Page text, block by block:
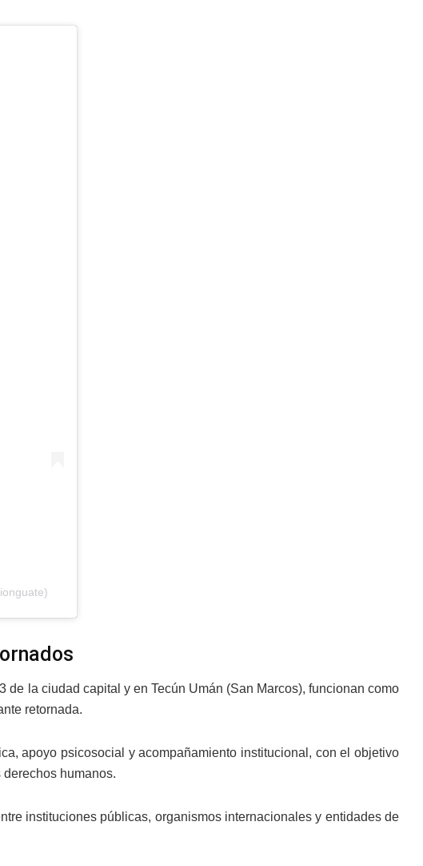
la ciudad capital y en Tecún Umán (San Marcos), funcionan como
retornada.
apoyo psicosocial y acompañamiento institucional, con el objetivo
humanos.
instituciones públicas, organismos internacionales y entidades de